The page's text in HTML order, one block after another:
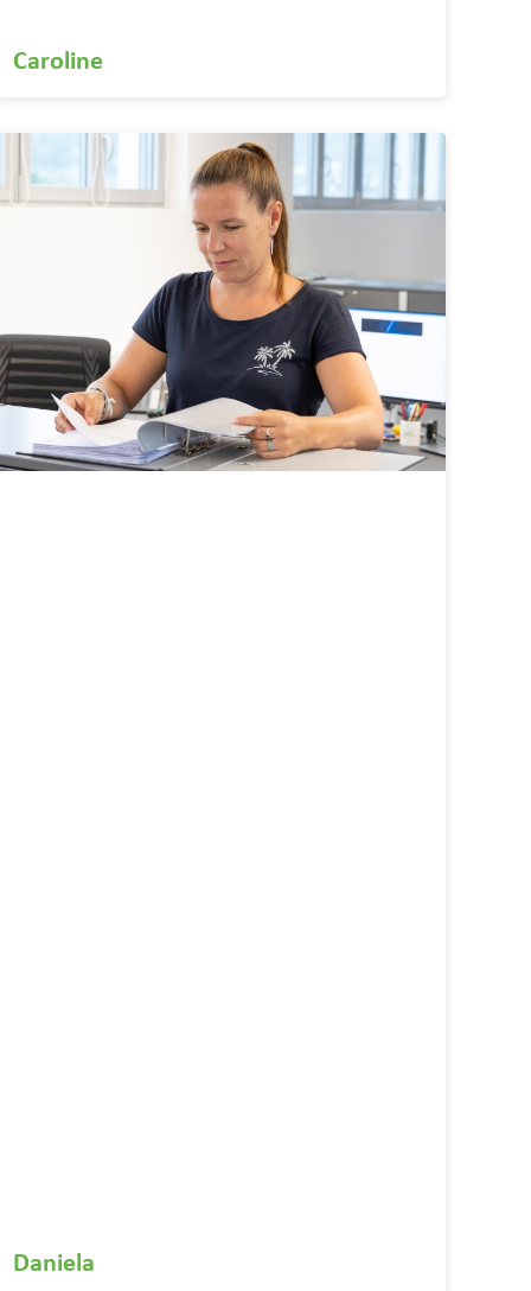
Caroline
Daniela